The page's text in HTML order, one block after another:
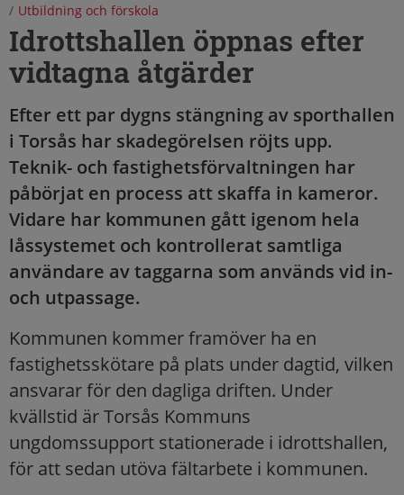
/ Utbildning och förskola
Idrottshallen öppnas efter
vidtagna åtgärder
Efter ett par dygns stängning av sporthallen
i Torsås har skadegörelsen röjts upp.
Teknik- och fastighetsförvaltningen har
påbörjat en process att skaffa in kameror.
Vidare har kommunen gått igenom hela
låssystemet och kontrollerat samtliga
användare av taggarna som används vid in-
och utpassage.
Kommunen kommer framöver ha en
fastighetsskötare på plats under dagtid, vilken
ansvarar för den dagliga driften. Under
kvällstid är Torsås Kommuns
ungdomssupport stationerade i idrottshallen,
för att sedan utöva fältarbete i kommunen.